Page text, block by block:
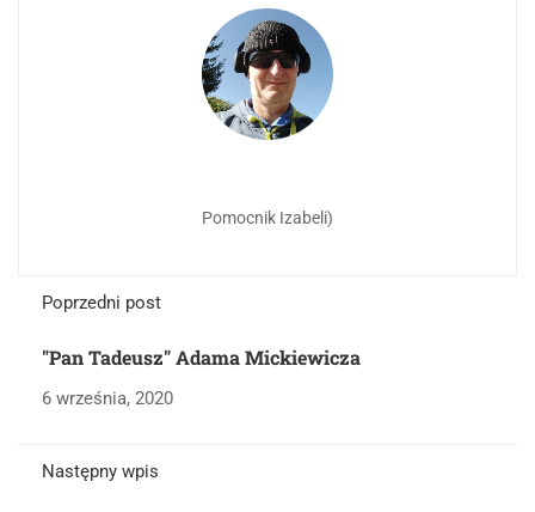
Pomocnik Izabeli)
Poprzedni post
"Pan Tadeusz" Adama Mickiewicza
6 września, 2020
Następny wpis